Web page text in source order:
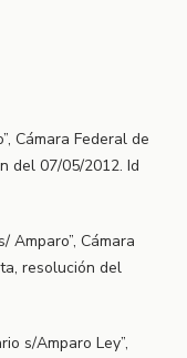
Cámara Federal de
del 07/05/2012. Id
Amparo”, Cámara
resolución del
s/Amparo Ley”,